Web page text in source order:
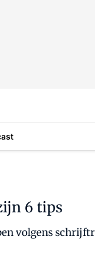
6 tips
volgens